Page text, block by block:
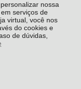
nossa
serviços de
virtual, você nos
do cookies e
de dúvidas,